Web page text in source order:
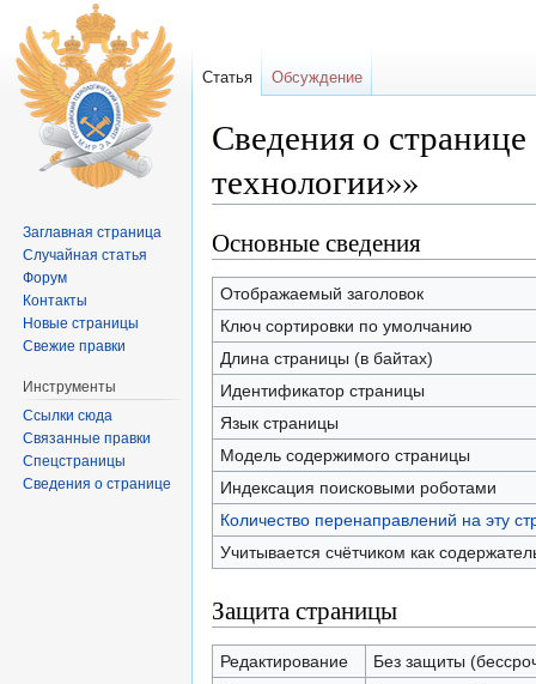
Сведения о
технологии»»
Основные сведения
Отображаемый заголовок
Ключ сортировки по умолчанию
Длина страницы (в байтах)
Идентификатор страницы
Язык страницы
Модель содержимого страницы
Индексация поисковыми роботами
Количество перенаправлений на эту
Учитывается счётчиком как
Защита страницы
Редактирование
Без защиты
Статья Обсуждение
Заглавная страница
Случайная статья
Форум
Контакты
Новые страницы
Свежие правки
Инструменты
Ссылки сюда
Связанные правки
Спецстраницы
Сведения о странице